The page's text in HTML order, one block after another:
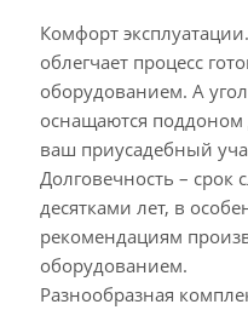
Комфорт
облегчает процесс
оборудованием. А
оснащаются поддоном
ваш приусадебный
Долговечность – срок
десятками лет, в
рекомендациям
оборудованием.
Разнообразная